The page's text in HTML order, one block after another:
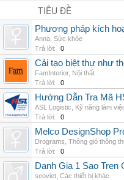
TIÊU ĐỀ
Phương pháp kích
Anna Sức khỏe
Trả lời:
0
Cải tạo biệt thự như
FamInterior, Nội thất
Trả lời:
0
Hướng Dẫn Tra Mã
ASL Logistic
Kỹ năng làm
Trả lời:
0
Melco DesignShop
Drograms Thông gió thông
Trả lời:
0
Danh Gia 1 Sao Tren
seoviet Các thiết bị khác